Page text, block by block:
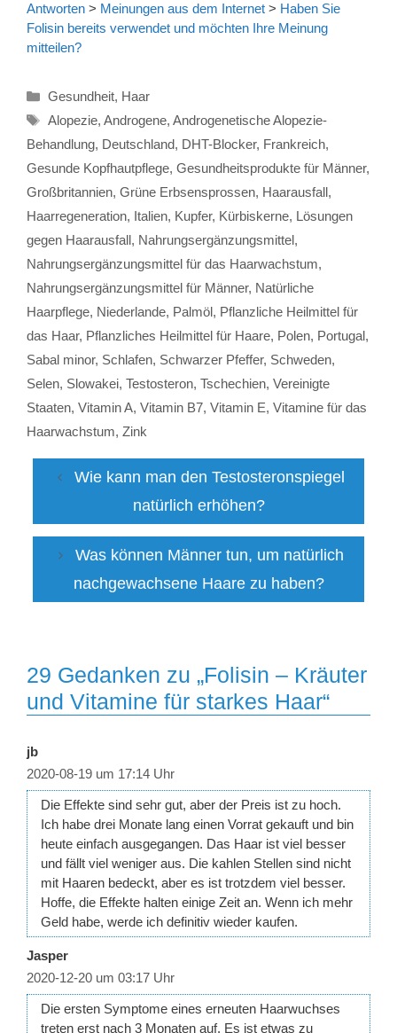
Antworten > Meinungen aus dem Internet > Haben Sie
Folisin bereits verwendet und möchten Ihre Meinung
mitteilen?
Kategorien
Gesundheit, Haar
Schlagwörter
Alopezie, Androgene, Androgenetische Alopezie-
Behandlung, Deutschland, DHT-Blocker, Frankreich,
Gesunde Kopfhautpflege, Gesundheitsprodukte für Männer,
Großbritannien, Grüne Erbsensprossen, Haarausfall,
Haarregeneration, Italien, Kupfer, Kürbiskerne, Lösungen
gegen Haarausfall, Nahrungsergänzungsmittel,
Nahrungsergänzungsmittel für das Haarwachstum,
Nahrungsergänzungsmittel für Männer, Natürliche
Haarpflege, Niederlande, Palmöl, Pflanzliche Heilmittel für
das Haar, Pflanzliches Heilmittel für Haare, Polen, Portugal,
Sabal minor, Schlafen, Schwarzer Pfeffer, Schweden,
Selen, Slowakei, Testosteron, Tschechien, Vereinigte
Staaten, Vitamin A, Vitamin B7, Vitamin E, Vitamine für das
Haarwachstum, Zink
Wie kann man den Testosteronspiegel
natürlich erhöhen?
Was können Männer tun, um natürlich
nachgewachsene Haare zu haben?
29 Gedanken zu „Folisin – Kräuter
und Vitamine für starkes Haar“
jb
2020-08-19 um 17:14 Uhr
Die Effekte sind sehr gut, aber der Preis ist zu hoch.
Ich habe drei Monate lang einen Vorrat gekauft und bin
heute einfach ausgegangen. Das Haar ist viel besser
und fällt viel weniger aus. Die kahlen Stellen sind nicht
mit Haaren bedeckt, aber es ist trotzdem viel besser.
Hoffe, die Effekte halten einige Zeit an. Wenn ich mehr
Geld habe, werde ich definitiv wieder kaufen.
Jasper
2020-12-20 um 03:17 Uhr
Die ersten Symptome eines erneuten Haarwuchses
treten erst nach 3 Monaten auf. Es ist etwas zu